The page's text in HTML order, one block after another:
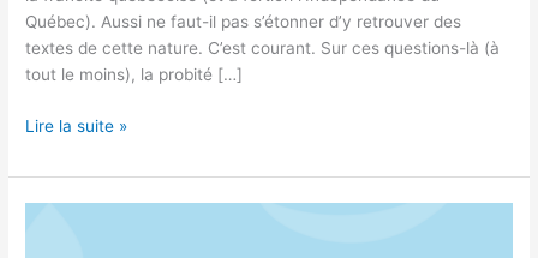
Québec). Aussi ne faut-il pas s’étonner d’y retrouver des
textes de cette nature. C’est courant. Sur ces questions-là (à
tout le moins), la probité […]
Lire la suite »